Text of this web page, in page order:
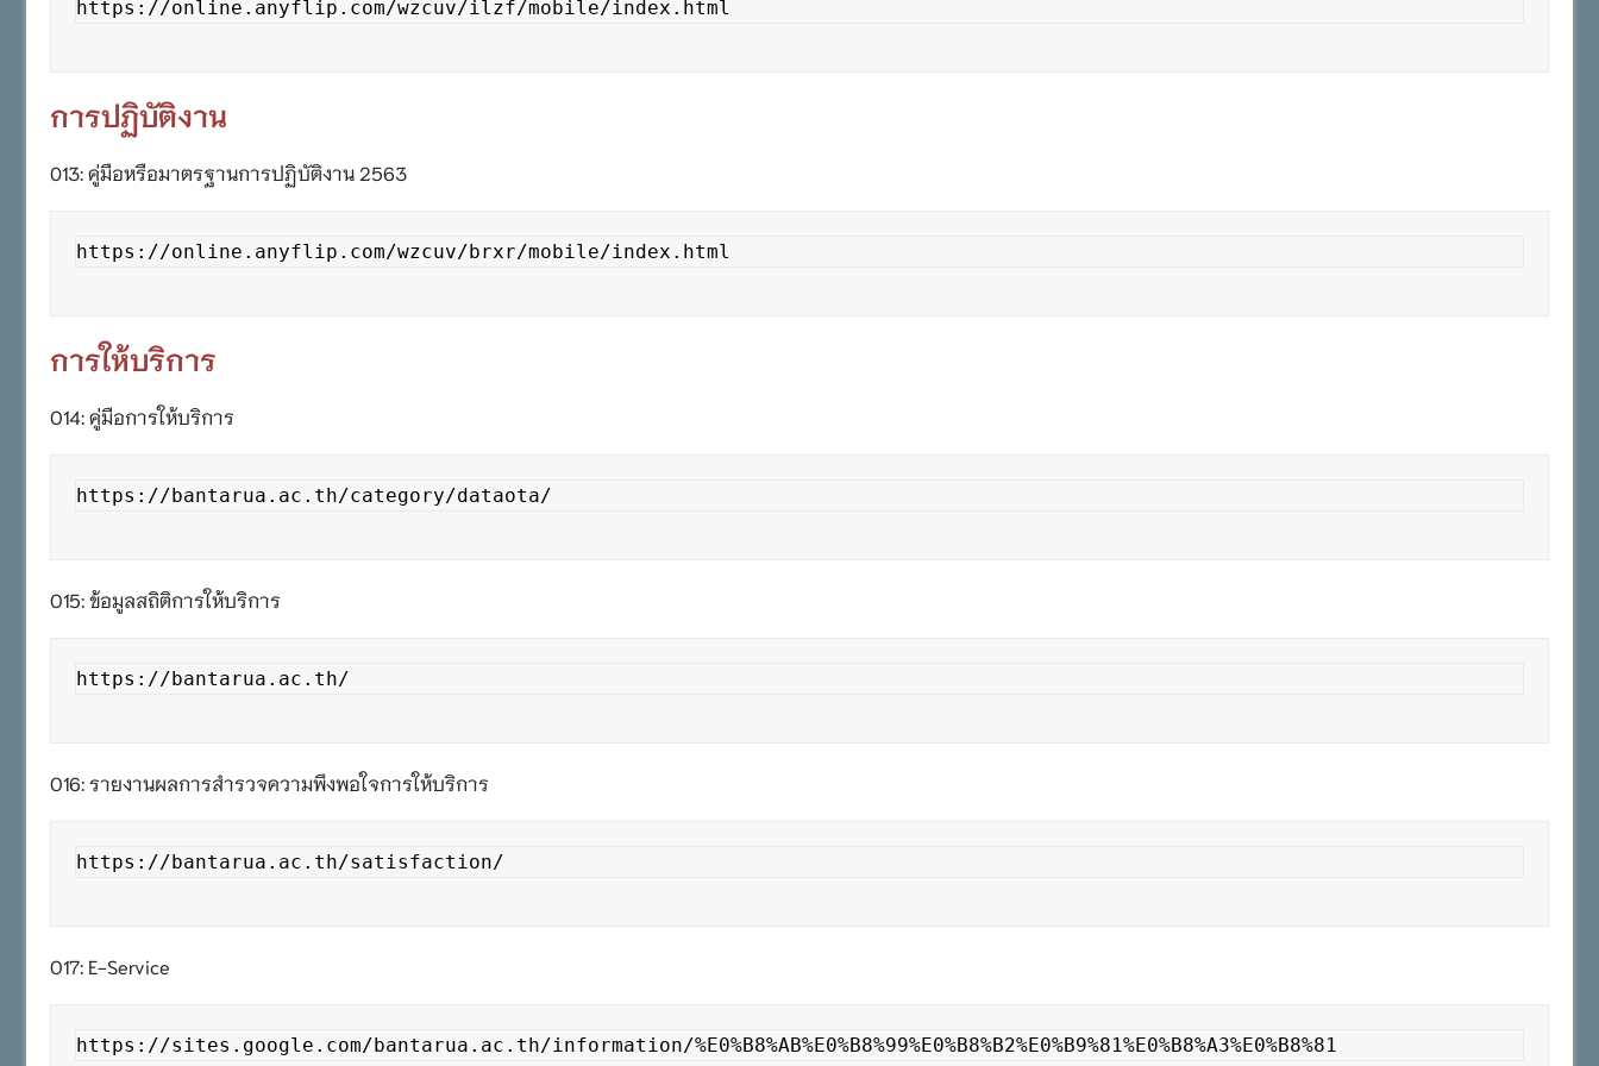
https://online.anyflip.com/wzcuv/ilzf/mobile/index.html
การปฏิบัติงาน
013: คู่มือหรือมาตรฐานการปฏิบัติงาน 2563
https://online.anyflip.com/wzcuv/brxr/mobile/index.html
การให้บริการ
O14: คู่มือการให้บริการ
https://bantarua.ac.th/category/dataota/
O15: ข้อมูลสถิติการให้บริการ
https://bantarua.ac.th/
O16: รายงานผลการสำรวจความพึงพอใจการให้บริการ
https://bantarua.ac.th/satisfaction/
O17: E-Service
https://sites.google.com/bantarua.ac.th/information/%E0%B8%AB%E0%B8%99%E0%B8%B2%E0%B9%81%E0%B8%A3%E0%B8%81